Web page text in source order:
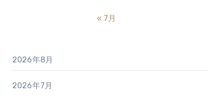
« 7月
2026年8月
2026年7月